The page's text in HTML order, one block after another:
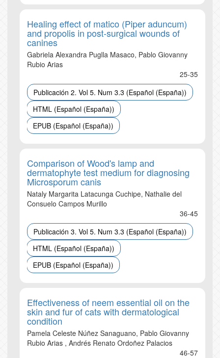
Healing effect of matico (Piper aduncum)
and propolis in post-surgical wounds of
canines
Gabriela Alexandra Puglla Masaco, Pablo Giovanny
Rubio Arias
25-35
Publicación 2. Vol 5. Num 3.3 (Español (España))
HTML (Español (España))
EPUB (Español (España))
Comparison of Wood's lamp and
dermatophyte test medium for diagnosing
Microsporum canis
Nataly Margarita Latacunga Cuchipe, Nathalie del
Consuelo Campos Murillo
36-45
Publicación 3. Vol 5. Num 3.3 (Español (España))
HTML (Español (España))
EPUB (Español (España))
Effectiveness of neem essential oil on the
skin and fur of cats with dermatological
condition
Pamela Celeste Núñez Sanaguano, Pablo Giovanny
Rubio Arias , Andrés Renato Ordoñez Palacios
46-57